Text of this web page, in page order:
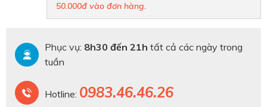
50.000đ vào đơn hàng.
Phục vụ: 8h30 đến 21h tất cả các ngày trong
tuần
Hotline: 0983.46.46.26